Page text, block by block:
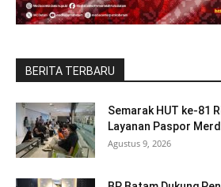
BERITA TERBARU
Semarak HUT ke-81
Layanan Paspor
Agustus 9, 2026